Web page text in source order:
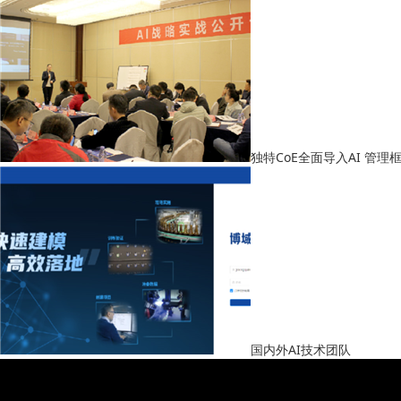
独特CoE全面导入AI 管理
国内外AI技术团队